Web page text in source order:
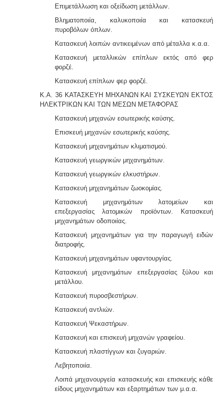
Επιμετάλλωση και οξείδωση μετάλλων.
Βληματοποιία, καλυκοποιία και κατασκευή
πυροβόλων όπλων.
Κατασκευή λοιπών αντικειμένων από μέταλλα κ.α.α.
Κατασκευή μεταλλικών επίπλων εκτός από φερ
φορζέ.
Κατασκευή επίπλων φερ φορζέ.
Κ.Α. 36 ΚΑΤΑΣΚΕΥΗ ΜΗΧΑΝΩΝ ΚΑΙ ΣΥΣΚΕΥΩΝ ΕΚΤΟΣ
ΗΛΕΚΤΡΙΚΩΝ ΚΑΙ ΤΩΝ ΜΕΣΩΝ ΜΕΤΑΦΟΡΑΣ
Κατασκευή μηχανών εσωτερικής καύσης.
Επισκευή μηχανών εσωτερικής καύσης.
Κατασκευή μηχανημάτων κλιματισμού.
Κατασκευή γεωργικών μηχανημάτων.
Κατασκευή γεωργικών ελκυστήρων.
Κατασκευή μηχανημάτων ζωοκομίας.
Κατασκευή μηχανημάτων λατομείων και
επεξεργασίας λατομικών προϊόντων. Κατασκευή
μηχανημάτων οδοποιίας.
Κατασκευή μηχανημάτων για την παραγωγή ειδών
διατροφής.
Κατασκευή μηχανημάτων υφαντουργίας.
Κατασκευή μηχανημάτων επεξεργασίας ξύλου και
μετάλλου.
Κατασκευή πυροσβεστήρων.
Κατασκευή αντλιών.
Κατασκευή Ψεκαστήρων.
Κατασκευή και επισκευή μηχανών γραφείου.
Κατασκευή πλαστίγγων και ζυγαριών.
Λεβητοποιία.
Λοιπά μηχανουργεία κατασκευής και επισκευής κάθε
είδους μηχανημάτων και εξαρτημάτων των μ.α.α.